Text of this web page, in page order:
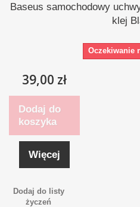
Baseus samochodowy
klej
Oczekiwanie
39,00 zł
Dodaj do
koszyka
Więcej
Dodaj do listy
życzeń